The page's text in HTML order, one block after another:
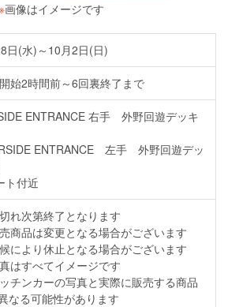
画像はイメージです
日(水)～10月2日(日)
始2時間前～6回裏終了まで
ENTRANCE 右手 外野回遊デッキ
ENTRANCE 左手 外野回遊デッ
ト付近
れ次第終了となります
商品は変更となる場合がございます
により休止となる場合がございます
はすべてイメージです
チンカーの写真と実際に販売する商品
なる可能性があります